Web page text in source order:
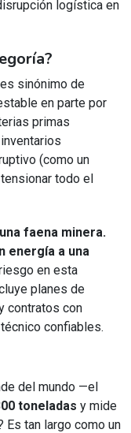
logística en
sinónimo de
en parte por
primas
(como un
todo el
faena minera.
energía a una
en esta
planes de
contratos con
confiables.
del mundo —el
toneladas y mide
Es tan largo como un